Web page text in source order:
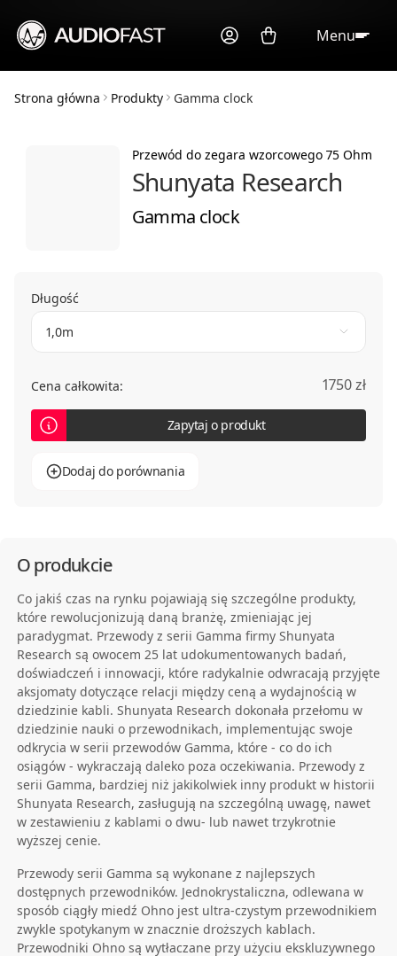
Menu
Strona główna Produkty Gamma clock
Przewód do zegara wzorcowego 75 Ohm
Shunyata Research
Gamma clock
Długość
1,0m
Cena całkowita: 1750 zł
Zapytaj o produkt
Dodaj do porównania
O produkcie
Co jakiś czas na rynku pojawiają się szczególne produkty,
które rewolucjonizują daną branżę, zmieniając jej
paradygmat. Przewody z serii Gamma firmy Shunyata
Research są owocem 25 lat udokumentowanych badań,
doświadczeń i innowacji, które radykalnie odwracają przyjęte
aksjomaty dotyczące relacji między ceną a wydajnością w
dziedzinie kabli. Shunyata Research dokonała przełomu w
dziedzinie nauki o przewodnikach, implementując swoje
odkrycia w serii przewodów Gamma, które - co do ich
osiągów - wykraczają daleko poza oczekiwania. Przewody z
serii Gamma, bardziej niż jakikolwiek inny produkt w historii
Shunyata Research, zasługują na szczególną uwagę, nawet
w zestawieniu z kablami o dwu- lub nawet trzykrotnie
wyższej cenie.
Przewody serii Gamma są wykonane z najlepszych
dostępnych przewodników. Jednokrystaliczna, odlewana w
sposób ciągły miedź Ohno jest ultra-czystym przewodnikiem
zwykle spotykanym w znacznie droższych kablach.
Przewodniki Ohno są wytłaczane przy użyciu ekskluzywnego